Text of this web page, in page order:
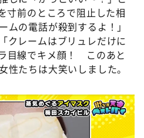
前のところで阻止した相
ムの電話が殺到するよ！」
クレームはブリュレだけに
目線でキメ顔！ このあと
性たちは大笑いしました。